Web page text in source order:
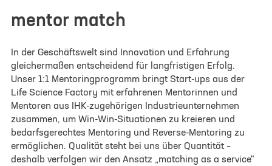
mentor match
In der Geschäftswelt sind Innovation und Erfahrung
gleichermaßen entscheidend für langfristigen Erfolg.
Unser 1:1 Mentoringprogramm bringt Start-ups aus der
Life Science Factory mit erfahrenen Mentorinnen und
Mentoren aus IHK-zugehörigen Industrieunternehmen
zusammen, um Win-Win-Situationen zu kreieren und
bedarfsgerechtes Mentoring und Reverse-Mentoring zu
ermöglichen. Qualität steht bei uns über Quantität –
deshalb verfolgen wir den Ansatz „matching as a service“
Weitere Teammitglieder
Bitte lade ein Pitch Deck oder Informationen zum
Projekt hoch. (.pdf /.doc /.docx - max. 4 MB -
größere Dateien bitte an info@lifescience-
factory.com):